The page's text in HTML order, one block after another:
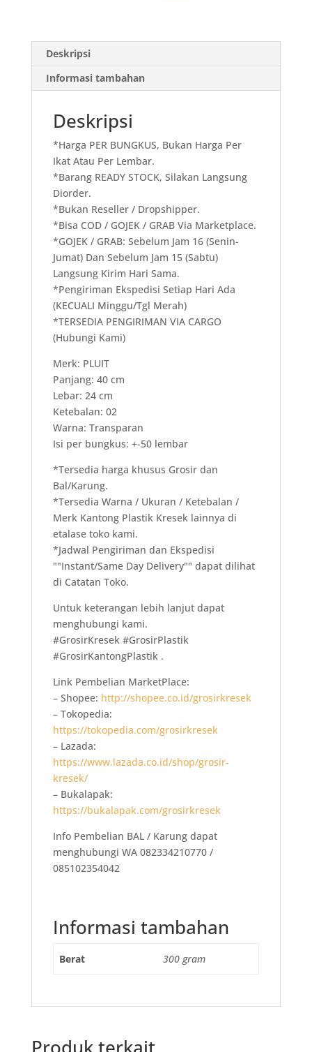
Deskripsi
Informasi tambahan
Deskripsi
*Harga PER BUNGKUS, Bukan Harga Per
Ikat Atau Per Lembar.
*Barang READY STOCK, Silakan Langsung
Diorder.
*Bukan Reseller / Dropshipper.
*Bisa COD / GOJEK / GRAB Via Marketplace.
*GOJEK / GRAB: Sebelum Jam 16 (Senin-
Jumat) Dan Sebelum Jam 15 (Sabtu)
Langsung Kirim Hari Sama.
*Pengiriman Ekspedisi Setiap Hari Ada
(KECUALI Minggu/Tgl Merah)
*TERSEDIA PENGIRIMAN VIA CARGO
(Hubungi Kami)
Merk: PLUIT
Panjang: 40 cm
Lebar: 24 cm
Ketebalan: 02
Warna: Transparan
Isi per bungkus: +-50 lembar
*Tersedia harga khusus Grosir dan
Bal/Karung.
*Tersedia Warna / Ukuran / Ketebalan /
Merk Kantong Plastik Kresek lainnya di
etalase toko kami.
*Jadwal Pengiriman dan Ekspedisi
""Instant/Same Day Delivery"" dapat dilihat
di Catatan Toko.
Untuk keterangan lebih lanjut dapat
menghubungi kami.
#GrosirKresek #GrosirPlastik
#GrosirKantongPlastik .
Link Pembelian MarketPlace:
– Shopee: http://shopee.co.id/grosirkresek
– Tokopedia:
https://tokopedia.com/grosirkresek
– Lazada:
https://www.lazada.co.id/shop/grosir-
kresek/
– Bukalapak:
https://bukalapak.com/grosirkresek
Info Pembelian BAL / Karung dapat
menghubungi WA 082334210770 /
085102354042
Informasi tambahan
Berat 300 gram